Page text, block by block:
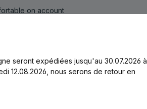
on account
seront expédiées jusqu'au 30.07.2026 à
12.08.2026, nous serons de retour en